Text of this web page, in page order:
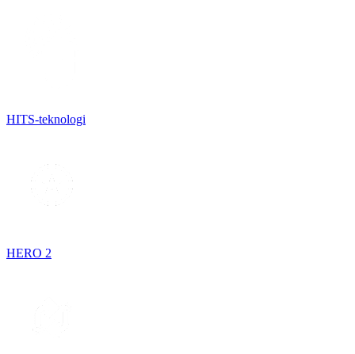
HITS-teknologi
HERO 2